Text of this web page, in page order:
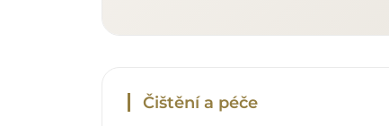
Čištění a péče